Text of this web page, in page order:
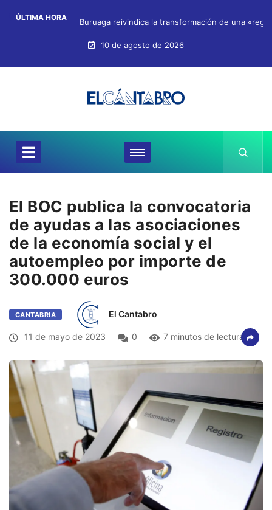
ÚLTIMA HORA Buruaga reivindica la transformación de una
10 de agosto de 2026
El BOC publica la convocatoria
de ayudas a las asociaciones
de la economía social y el
autoempleo por importe de
300.000 euros
CANTABRIA El Cantabro
11 de mayo de 2023 0 7 minutos de lectura